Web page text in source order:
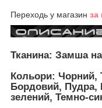
Переходь у магазин за
Тканина: Замша на
Кольори: Чорний,
Бордовий, Пудра,
зелений, Темно-